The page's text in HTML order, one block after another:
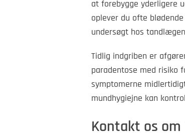
at forebygge yderligere
oplever du ofte
undersøgt hos
Tidlig indgriben er
paradentose med risiko
symptomerne
mundhygiejne kan
Kontakt os